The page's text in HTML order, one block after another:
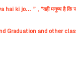
hai ki jo… ” , ”वही मनुष्य है
Graduation and other